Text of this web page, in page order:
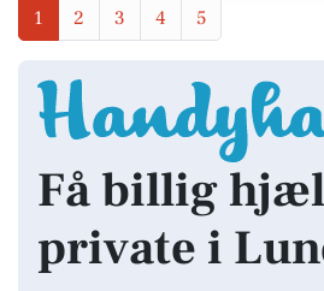
1 2 3 4 5
Få billig
private i